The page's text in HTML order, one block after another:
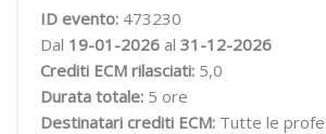
ID evento: 473230
Dal 19-01-2026 al 31-12-2026
Crediti ECM rilasciati: 5,0
Durata totale: 5 ore
Destinatari crediti ECM: Tutte le